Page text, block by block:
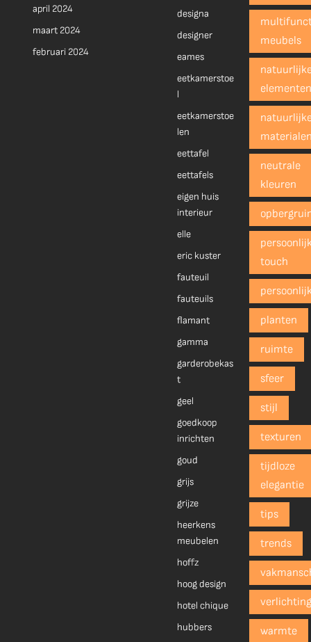
april 2024
maart 2024
februari 2024
designa
designer
eames
eetkamerstoe
l
eetkamerstoe
len
eettafel
eettafels
eigen huis
interieur
elle
eric kuster
fauteuil
fauteuils
flamant
gamma
garderobekas
t
geel
goedkoop
inrichten
goud
grijs
grijze
heerkens
meubelen
hoffz
hoog design
hotel chique
hubbers
meubels
neutrale
kleuren
touch
planten
ruimte
sfeer
stijl
texturen
tijdloze
elegantie
tips
trends
warmte